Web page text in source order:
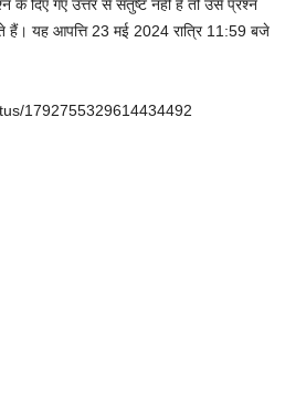
के दिए गए उत्तर से संतुष्ट नहीं है तो उसे प्रश्न
हैं। यह आपत्ति 23 मई 2024 रात्रि 11:59 बजे
1792755329614434492